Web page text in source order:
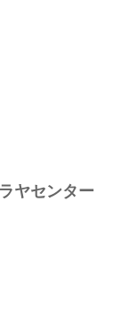
ヤセンター